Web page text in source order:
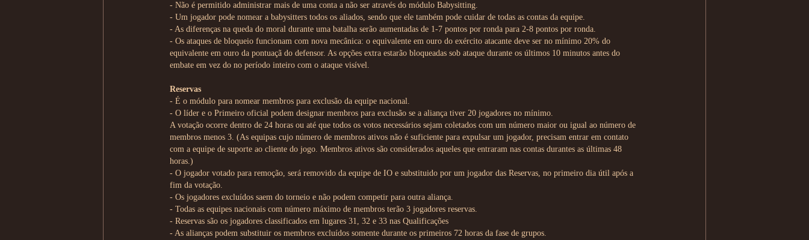
- Não é permitido administrar mais de uma conta a não ser através do módulo Babysitting.
- Um jogador pode nomear a babysitters todos os aliados, sendo que ele também pode cuidar de todas as contas da equipe.
- As diferenças na queda do moral durante uma batalha serão aumentadas de 1-7 pontos por ronda para 2-8 pontos por ronda.
- Os ataques de bloqueio funcionam com nova mecânica: o equivalente em ouro do exército atacante deve ser no mínimo 20% do
equivalente em ouro da pontuaçã do defensor. As opções extra estarão bloqueadas sob ataque durante os últimos 10 minutos antes do
embate em vez do no período inteiro com o ataque visível.
Reservas
- É o módulo para nomear membros para exclusão da equipe nacional.
- O líder e o Primeiro oficial podem designar membros para exclusão se a aliança tiver 20 jogadores no mínimo.
A votação ocorre dentro de 24 horas ou até que todos os votos necessários sejam coletados com um número maior ou igual ao número de
membros menos 3. (As equipas cujo número de membros ativos não é suficiente para expulsar um jogador, precisam entrar em contato
com a equipe de suporte ao cliente do jogo. Membros ativos são considerados aqueles que entraram nas contas durantes as últimas 48
horas.)
- O jogador votado para remoção, será removido da equipe de IO e substituido por um jogador das Reservas, no primeiro dia útil após a
fim da votação.
- Os jogadores excluídos saem do torneio e não podem competir para outra aliança.
- Todas as equipes nacionais com número máximo de membros terão 3 jogadores reservas.
- Reservas são os jogadores classificados em lugares 31, 32 e 33 nas Qualificações
- As alianças podem substituir os membros excluídos somente durante os primeiros 72 horas da fase de grupos.